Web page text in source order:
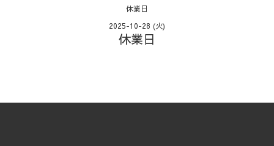
休業日
2025-10-28 (火)
休業日